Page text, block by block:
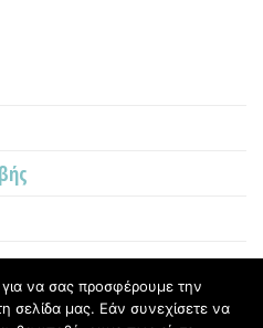
να σας προσφέρουμε την
σελίδα μας. Εάν συνεχίσετε να